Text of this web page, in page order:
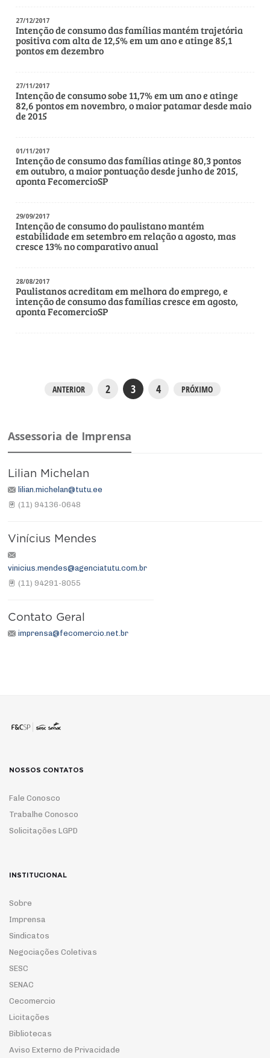
27/12/2017
Intenção de consumo das famílias mantém trajetória
positiva com alta de 12,5% em um ano e atinge 85,1
pontos em dezembro
27/11/2017
Intenção de consumo sobe 11,7% em um ano e atinge
82,6 pontos em novembro, o maior patamar desde maio
de 2015
01/11/2017
Intenção de consumo das famílias atinge 80,3 pontos
em outubro, a maior pontuação desde junho de 2015,
aponta FecomercioSP
29/09/2017
Intenção de consumo do paulistano mantém
estabilidade em setembro em relação a agosto, mas
cresce 13% no comparativo anual
28/08/2017
Paulistanos acreditam em melhora do emprego, e
intenção de consumo das famílias cresce em agosto,
aponta FecomercioSP
ANTERIOR 2 3 4 PRÓXIMO
Assessoria de Imprensa
Lilian Michelan
lilian.michelan@tutu.ee
(11) 94136-0648
Vinícius Mendes
vinicius.mendes@agenciatutu.com.br
(11) 94291-8055
Contato Geral
imprensa@fecomercio.net.br
NOSSOS CONTATOS
Fale Conosco
Trabalhe Conosco
Solicitações LGPD
INSTITUCIONAL
Sobre
Imprensa
Sindicatos
Negociações Coletivas
SESC
SENAC
Cecomercio
Licitações
Bibliotecas
Aviso Externo de Privacidade